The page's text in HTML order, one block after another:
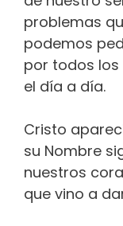
problemas
podemos
por todos
el día a día.
Cristo
su Nombre
nuestros
que vino a